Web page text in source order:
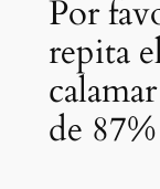
Por
repita
de